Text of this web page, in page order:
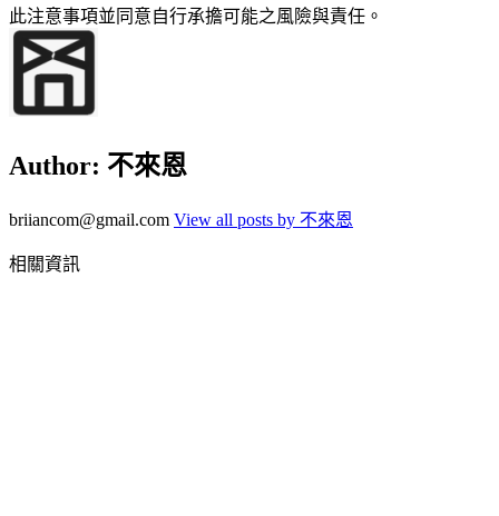
此注意事項並同意自行承擔可能之風險與責任。
Author: 不來恩
briiancom@gmail.com View all posts by 不來恩
相關資訊